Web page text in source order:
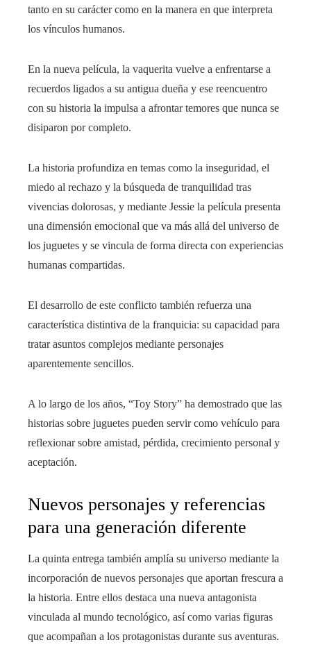
tanto en su carácter como en la manera en que interpreta
los vínculos humanos.
En la nueva película, la vaquerita vuelve a enfrentarse a
recuerdos ligados a su antigua dueña y ese reencuentro
con su historia la impulsa a afrontar temores que nunca se
disiparon por completo.
La historia profundiza en temas como la inseguridad, el
miedo al rechazo y la búsqueda de tranquilidad tras
vivencias dolorosas, y mediante Jessie la película presenta
una dimensión emocional que va más allá del universo de
los juguetes y se vincula de forma directa con experiencias
humanas compartidas.
El desarrollo de este conflicto también refuerza una
característica distintiva de la franquicia: su capacidad para
tratar asuntos complejos mediante personajes
aparentemente sencillos.
A lo largo de los años, “Toy Story” ha demostrado que las
historias sobre juguetes pueden servir como vehículo para
reflexionar sobre amistad, pérdida, crecimiento personal y
aceptación.
Nuevos personajes y referencias
para una generación diferente
La quinta entrega también amplía su universo mediante la
incorporación de nuevos personajes que aportan frescura a
la historia. Entre ellos destaca una nueva antagonista
vinculada al mundo tecnológico, así como varias figuras
que acompañan a los protagonistas durante sus aventuras.